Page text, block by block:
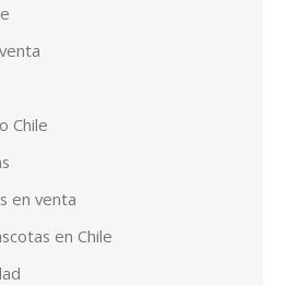
Chile
en venta
en Chile